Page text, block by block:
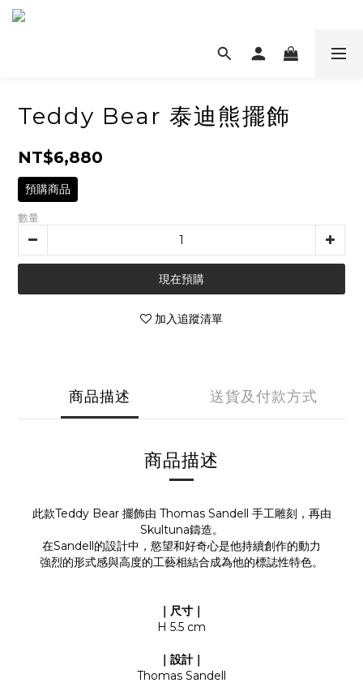
Teddy Bear 泰迪熊擺飾
NT$6,880
預購商品
數量
現在預購
加入追蹤清單
商品描述 送貨及付款方式
商品描述
此款Teddy Bear 擺飾由 Thomas Sandell 手工雕刻，再由
Skultuna鑄造。
在Sandell的設計中，慾望和好奇心是他持續創作的動力
強烈的形式感與高度的工藝相結合成為他的標誌性特色。
｜尺寸｜
H 5.5 cm
｜設計｜
Thomas Sandell